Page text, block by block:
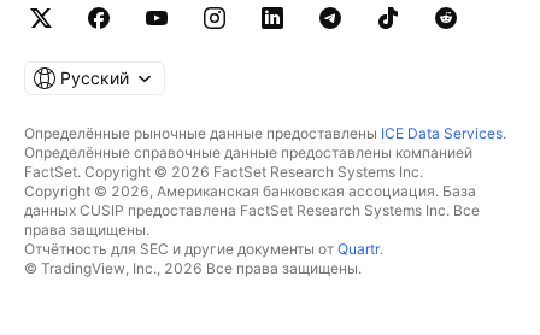
Русский
Определённые рыночные данные предоставлены ICE Data Services.
Определённые справочные данные предоставлены компанией
FactSet. Copyright © 2026 FactSet Research Systems Inc.
Copyright © 2026, Американская банковская ассоциация. База
данных CUSIP предоставлена FactSet Research Systems Inc. Все
права защищены.
Отчётность для SEC и другие документы от Quartr.
© TradingView, Inc., 2026 Все права защищены.